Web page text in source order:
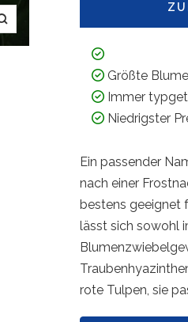
Zoom
Größte
Immer
Niedrigster
Ein passender
nach einer
bestens geeignet
lässt sich sowohl
rote Tulpen, sie